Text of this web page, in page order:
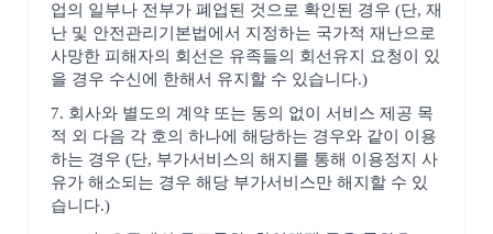
업의 일부나 전부가 폐업된 것으로 확인된 경우 (단, 재
난 및 안전관리기본법에서 지정하는 국가적 재난으로
사망한 피해자의 회선은 유족들의 회선유지 요청이 있
을 경우 수신에 한해서 유지할 수 있습니다.)
7. 회사와 별도의 계약 또는 동의 없이 서비스 제공 목
적 외 다음 각 호의 하나에 해당하는 경우와 같이 이용
하는 경우 (단, 부가서비스의 해지를 통해 이용정지 사
유가 해소되는 경우 해당 부가서비스만 해지할 수 있
습니다.)